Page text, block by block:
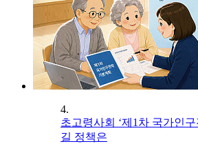
4.
초고령사회 ‘제1차 국가인
길 정책은